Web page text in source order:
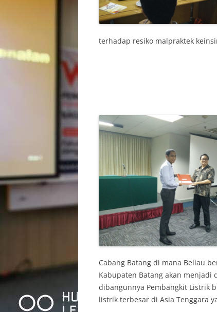
terhadap resiko malpraktek
Cabang Batang di mana Beliau
Kabupaten Batang akan
dibangunnya Pembangkit Listrik
listrik terbesar di Asia Tenggara